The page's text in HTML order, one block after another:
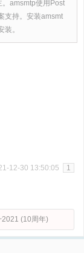
amsmtp使用Post
支持。安装amsmt
。
12-30 13:50:05 1
(10周年)